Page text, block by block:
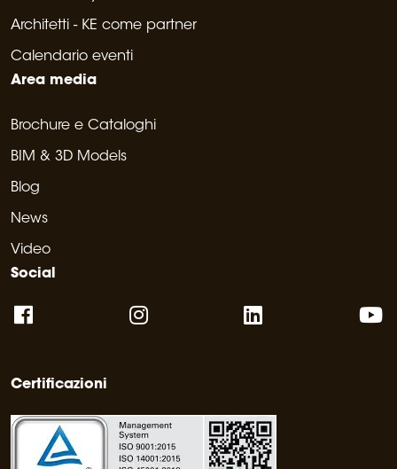
Architetti - KE come partner
Calendario eventi
Area media
Brochure e Cataloghi
BIM & 3D Models
Blog
News
Video
Social
Certificazioni